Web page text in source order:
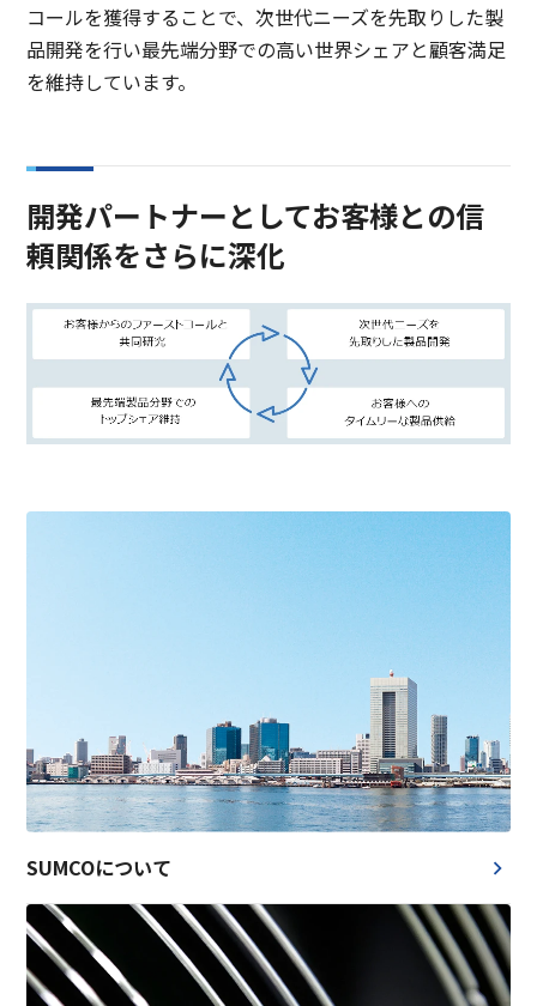
コールを獲得することで、次世代ニーズを先取りした製
品開発を行い最先端分野での高い世界シェアと顧客満足
を維持しています。
開発パートナーとしてお客様との信
頼関係をさらに深化
SUMCOについて